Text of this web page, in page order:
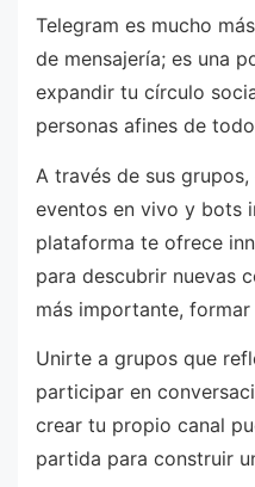
Telegram es mucho
de mensajería; es una
expandir tu círculo
personas afines de
A través de sus
eventos en vivo y bots
plataforma te ofrece
para descubrir nuevas
más importante,
Unirte a grupos que
participar en
crear tu propio canal
partida para construir